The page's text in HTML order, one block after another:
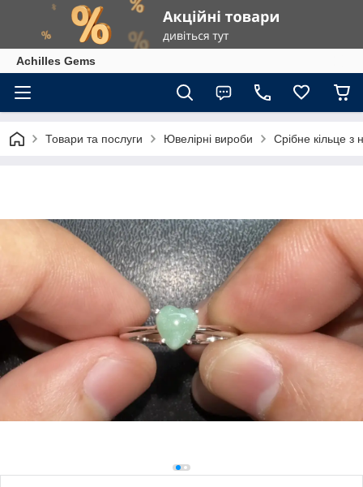
Achilles Gems
Товари та послуги Ювелірні вироби Срібне кільце